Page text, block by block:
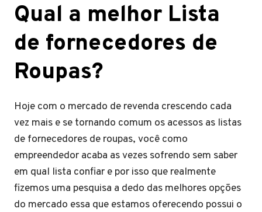
Qual a melhor Lista
de fornecedores de
Roupas?
Hoje com o mercado de revenda crescendo cada
vez mais e se tornando comum os acessos as listas
de fornecedores de roupas, você como
empreendedor acaba as vezes sofrendo sem saber
em qual lista confiar e por isso que realmente
fizemos uma pesquisa a dedo das melhores opções
do mercado essa que estamos oferecendo possui o